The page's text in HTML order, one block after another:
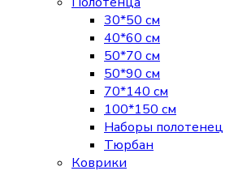
30*50 см
40*60 см
50*70 см
50*90 см
70*140 см
100*150 см
Наборы полотенец
Тюрбан
Коврики